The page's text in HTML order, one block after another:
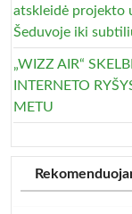
atskleidė projekto
Šeduvoje iki
„WIZZ AIR“
INTERNETO
METU